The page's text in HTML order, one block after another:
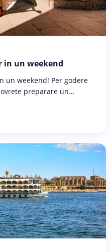
in un weekend
un weekend! Per godere
preparare un